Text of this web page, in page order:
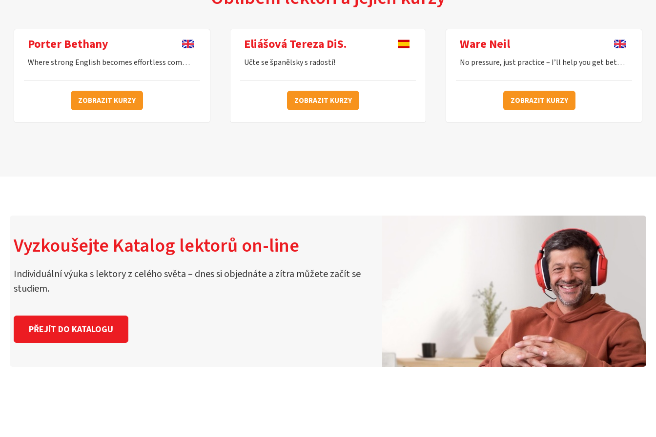
Porter Bethany
Where strong English becomes effortless communication.
ZOBRAZIT KURZY
Eliášová Tereza DiS.
Učte se španělsky s radostí!
ZOBRAZIT KURZY
Ware Neil
No pressure, just practice – I’ll help you get better every lesson.
ZOBRAZIT KURZY
Vyzkoušejte Katalog lektorů on-line
Individuální výuka s lektory z celého světa – dnes si objednáte a zítra můžete začít se
studiem.
PŘEJÍT DO KATALOGU